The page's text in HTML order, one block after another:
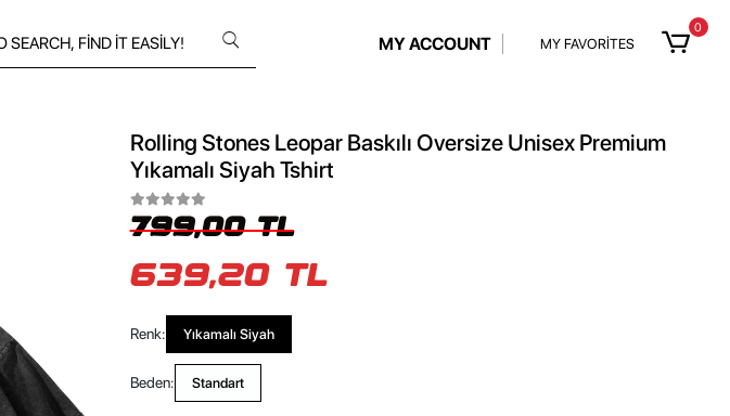
MY ACCOUNT MY FAVORİTES
0
Rolling Stones Leopar Baskılı Oversize Unisex Premium
Yıkamalı Siyah Tshirt
799,00 TL
639,20 TL
Renk: Yıkamalı Siyah
Beden: Standart